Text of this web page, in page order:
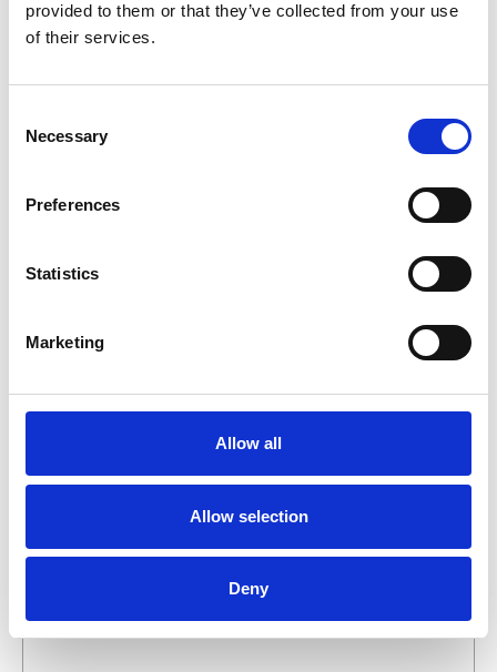
provided to them or that they’ve collected from your use
of their services.
Selection
Necessary
Preferences
Statistics
Marketing
Allow all
Allow selection
Deny
Groep Onderdelen
Meer informatie?
Alle vragen en opmerkingen kunt u via onderstaand
formulier aan ons sturen. Wij streven ernaar uw bericht
Wat wilt u weten over dit product?